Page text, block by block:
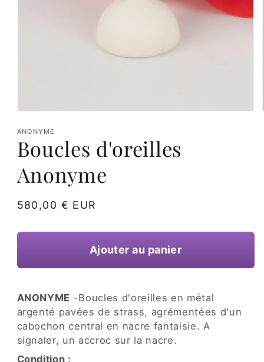
le
média
1
dans
fenêtre
ANONYME
Boucles d'oreilles
Anonyme
Prix
580,00 € EUR
Ajouter au panier
ANONYME -Boucles d'oreilles en métal
argenté pavées de strass, agrémentées d'un
cabochon central en nacre fantaisie. A
signaler, un accroc sur la nacre.
Condition :